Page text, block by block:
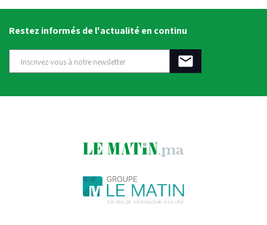
Restez informés de l'actualité en continu